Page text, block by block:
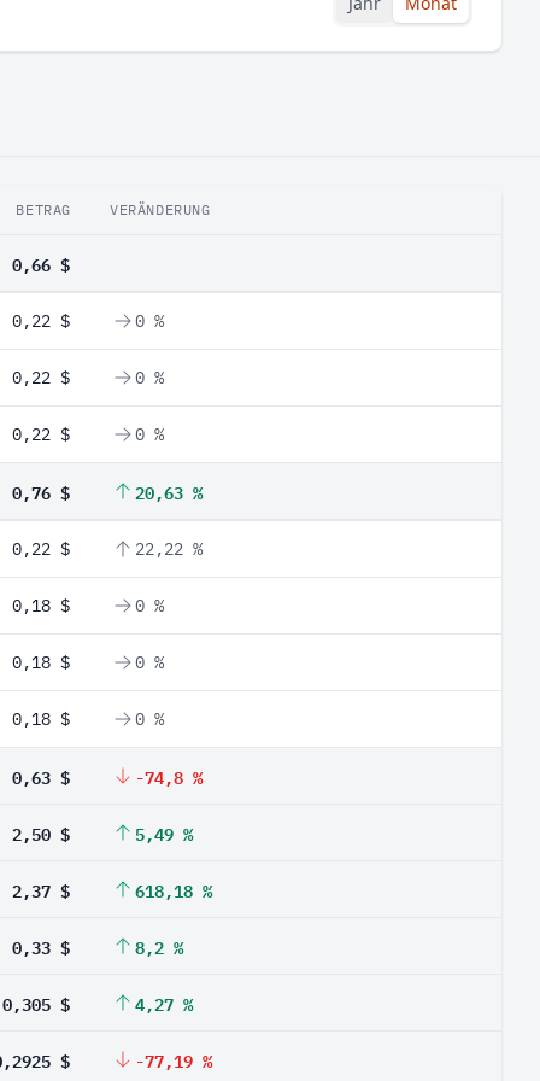
BETRAG VERÄNDERUNG
0,66 $
0,22 $ 0 %
0,22 $ 0 %
0,22 $ 0 %
0,76 $ 20,63 %
0,22 $ 22,22 %
0,18 $ 0 %
0,18 $ 0 %
0,18 $ 0 %
0,63 $ -74,8 %
2,50 $ 5,49 %
2,37 $ 618,18 %
0,33 $ 8,2 %
0,305 $ 4,27 %
$ -77,19 %